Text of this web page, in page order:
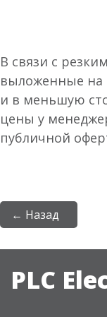
В связи с
выложенные на
и в меньшую
цены у
публичной
← Назад
PLC